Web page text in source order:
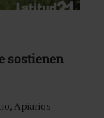
sostienen
Apiarios